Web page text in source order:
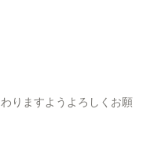
りますようよろしくお願